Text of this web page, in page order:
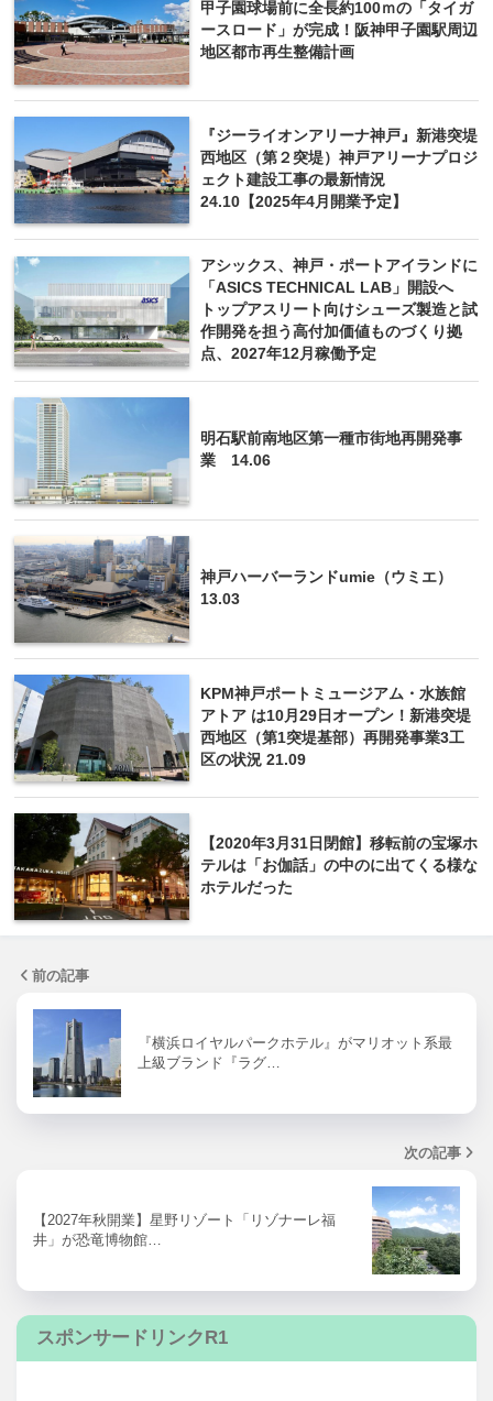
甲子園球場前に全長約100ｍの「タイガ
ースロード」が完成！阪神甲子園駅周辺
地区都市再生整備計画
『ジーライオンアリーナ神戸』新港突堤
西地区（第２突堤）神戸アリーナプロジ
ェクト建設工事の最新情況
24.10【2025年4月開業予定】
アシックス、神戸・ポートアイランドに
「ASICS TECHNICAL LAB」開設へ
トップアスリート向けシューズ製造と試
作開発を担う高付加価値ものづくり拠
点、2027年12月稼働予定
明石駅前南地区第一種市街地再開発事
業 14.06
神戸ハーバーランドumie（ウミエ）
13.03
KPM神戸ポートミュージアム・水族館
アトア は10月29日オープン！新港突堤
西地区（第1突堤基部）再開発事業3工
区の状況 21.09
【2020年3月31日閉館】移転前の宝塚ホ
テルは「お伽話」の中のに出てくる様な
ホテルだった
前の記事
『横浜ロイヤルパークホテル』がマリオット系最
上級ブランド『ラグ…
次の記事
【2027年秋開業】星野リゾート「リゾナーレ福
井」が恐竜博物館…
スポンサードリンクR1